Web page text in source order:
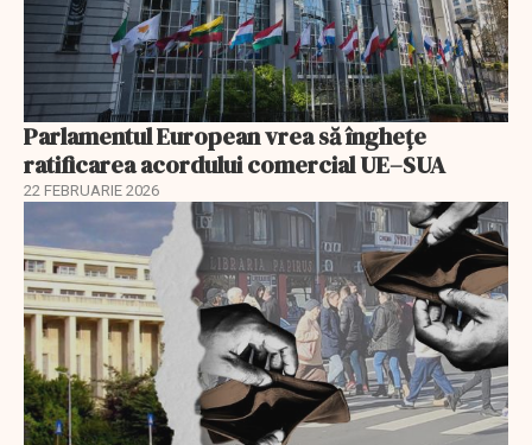
Parlamentul European vrea să înghețe
ratificarea acordului comercial UE–SUA
22 FEBRUARIE 2026